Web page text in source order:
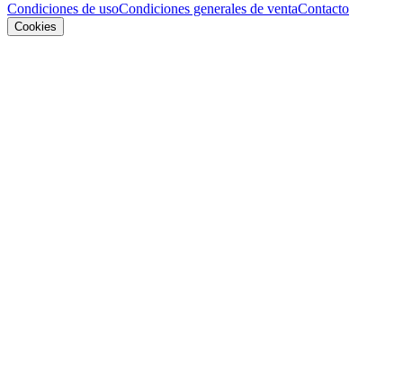
Condiciones de usoCondiciones generales de ventaContacto
Cookies